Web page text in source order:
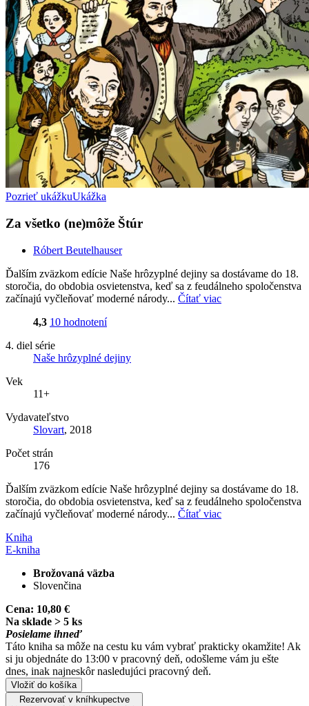
Pozrieť ukážkuUkážka
Za všetko (ne)môže Štúr
Róbert Beutelhauser
Ďalším zväzkom edície Naše hrôzyplné dejiny sa dostávame do 18.
storočia, do obdobia osvietenstva, keď sa z feudálneho spoločenstva
začínajú vyčleňovať moderné národy... Čítať viac
4,3 10 hodnotení
4. diel série
Naše hrôzyplné dejiny
Vek
11+
Vydavateľstvo
Slovart, 2018
Počet strán
176
Ďalším zväzkom edície Naše hrôzyplné dejiny sa dostávame do 18.
storočia, do obdobia osvietenstva, keď sa z feudálneho spoločenstva
začínajú vyčleňovať moderné národy... Čítať viac
Kniha
E-kniha
Brožovaná väzba
Slovenčina
Cena: 10,80 €
Na sklade > 5 ks
Posielame ihneď
Táto kniha sa môže na cestu ku vám vybrať prakticky okamžite! Ak
si ju objednáte do 13:00 v pracovný deň, odošleme vám ju ešte
dnes, inak najneskôr nasledujúci pracovný deň.
Vložiť do košíka
Rezervovať v kníhkupectve